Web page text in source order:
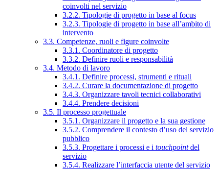
coinvolti nel servizio
3.2.2. Tipologie di progetto in base al focus
3.2.3. Tipologie di progetto in base all’ambito di
intervento
3.3. Competenze, ruoli e figure coinvolte
3.3.1. Coordinatore di progetto
3.3.2. Definire ruoli e responsabilità
3.4. Metodo di lavoro
3.4.1. Definire processi, strumenti e rituali
3.4.2. Curare la documentazione di progetto
3.4.3. Organizzare tavoli tecnici collaborativi
3.4.4. Prendere decisioni
3.5. Il processo progettuale
3.5.1. Organizzare il progetto e la sua gestione
3.5.2. Comprendere il contesto d’uso del servizio
pubblico
3.5.3. Progettare i processi e i touchpointdel
servizio
3.5.4. Realizzare l’interfaccia utente del servizio